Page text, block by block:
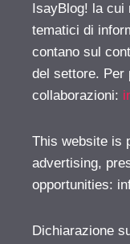
IsayBlog! la
tematici di
contano sul
del settore. Per
collaborazioni:
This website is
advertising,
opportunities:
Dichiarazione